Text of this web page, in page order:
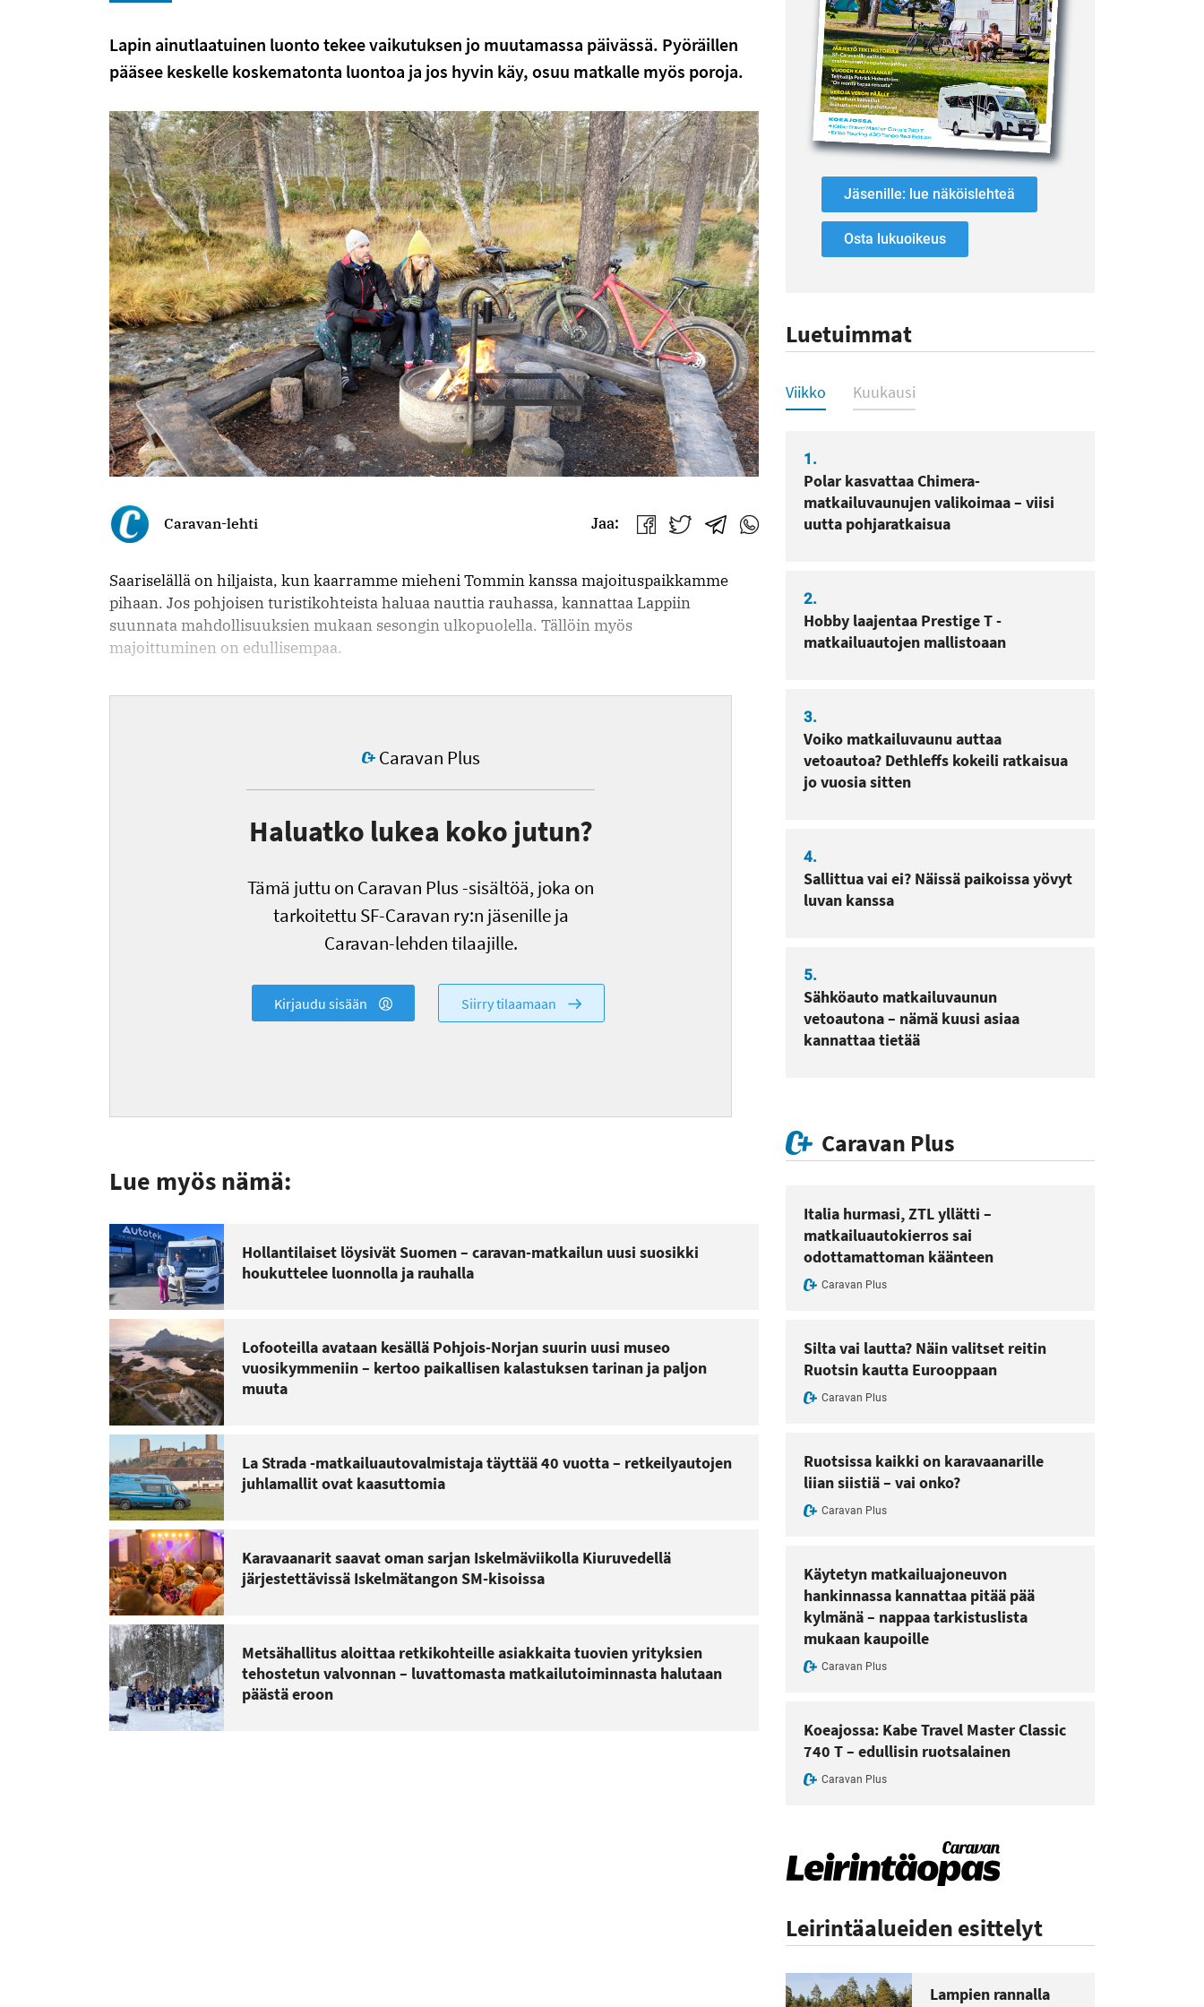
Lapin ainutlaatuinen luonto tekee vaikutuksen jo muutamassa päivässä. Pyöräillen
pääsee keskelle koskematonta luontoa ja jos hyvin käy, osuu matkalle myös poroja.
Caravan-lehti Jaa:
Jaa
Jaa
Jaa
Jaa
Saariselällä on hiljaista, kun kaarramme mieheni Tommin kanssa majoituspaikkamme
pihaan. Jos pohjoisen turistikohteista haluaa nauttia rauhassa, kannattaa Lappiin
suunnata mahdollisuuksien mukaan sesongin ulkopuolella. Tällöin myös
majoittuminen on edullisempaa.
Caravan Plus
Haluatko lukea koko jutun?
Tämä juttu on Caravan Plus -sisältöä, joka on
tarkoitettu SF-Caravan ry:n jäsenille ja
Caravan-lehden tilaajille.
Kirjaudu sisään Siirry tilaamaan
Lue myös nämä:
Hollantilaiset löysivät Suomen – caravan-matkailun uusi suosikki
houkuttelee luonnolla ja rauhalla
Lofooteilla avataan kesällä Pohjois-Norjan suurin uusi museo
vuosikymmeniin – kertoo paikallisen kalastuksen tarinan ja paljon
muuta
La Strada -matkailuautovalmistaja täyttää 40 vuotta – retkeilyautojen
juhlamallit ovat kaasuttomia
Karavaanarit saavat oman sarjan Iskelmäviikolla Kiuruvedellä
järjestettävissä Iskelmätangon SM-kisoissa
Metsähallitus aloittaa retkikohteille asiakkaita tuovien yrityksien
tehostetun valvonnan – luvattomasta matkailutoiminnasta halutaan
päästä eroon
Jäsenille: lue näköislehteä
Osta lukuoikeus
Luetuimmat
Luetuimmat
Viikko Kuukausi
1.
Polar kasvattaa Chimera-
matkailuvaunujen valikoimaa – viisi
uutta pohjaratkaisua
2.
Hobby laajentaa Prestige T -
matkailuautojen mallistoaan
3.
Voiko matkailuvaunu auttaa
vetoautoa? Dethleffs kokeili ratkaisua
jo vuosia sitten
4.
Sallittua vai ei? Näissä paikoissa yövyt
luvan kanssa
5.
Sähköauto matkailuvaunun
vetoautona – nämä kuusi asiaa
kannattaa tietää
Caravan Plus
Italia hurmasi, ZTL yllätti –
matkailuautokierros sai
odottamattoman käänteen
Caravan Plus
Silta vai lautta? Näin valitset reitin
Ruotsin kautta Eurooppaan
Caravan Plus
Ruotsissa kaikki on karavaanarille
liian siistiä – vai onko?
Caravan Plus
Käytetyn matkailuajoneuvon
hankinnassa kannattaa pitää pää
kylmänä – nappaa tarkistuslista
mukaan kaupoille
Caravan Plus
Koeajossa: Kabe Travel Master Classic
740 T – edullisin ruotsalainen
Caravan Plus
Leirintäalueiden esittelyt
Lampien rannalla